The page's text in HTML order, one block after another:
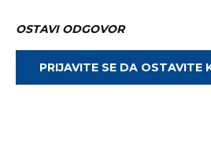
OSTAVI ODGOVOR
PRIJAVITE SE DA OSTAVITE